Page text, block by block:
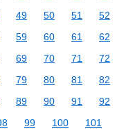
49 50 51
52
59 60 61
62
69 70 71
72
79 80 81
82
89 90 91
92
99 100
101